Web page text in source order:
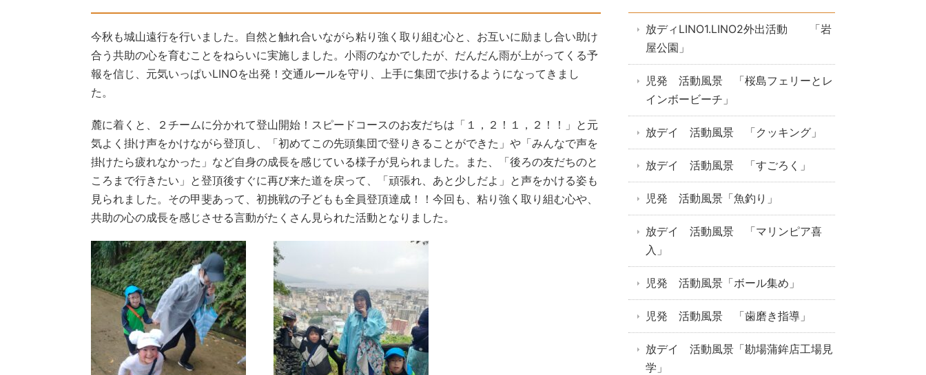
今秋も城山遠行を行いました。自然と触れ合いながら粘り強く取り組む心と、お互いに励まし合い助け
合う共助の心を育むことをねらいに実施しました。小雨のなかでしたが、だんだん雨が上がってくる予
報を信じ、元気いっぱいLINOを出発！交通ルールを守り、上手に集団で歩けるようになってきまし
た。
麓に着くと、２チームに分かれて登山開始！スピードコースのお友だちは「１，２！１，２！！」と元
気よく掛け声をかけながら登頂し、「初めてこの先頭集団で登りきることができた」や「みんなで声を
掛けたら疲れなかった」など自身の成長を感じている様子が見られました。また、「後ろの友だちのと
ころまで行きたい」と登頂後すぐに再び来た道を戻って、「頑張れ、あと少しだよ」と声をかける姿も
見られました。その甲斐あって、初挑戦の子どもも全員登頂達成！！今回も、粘り強く取り組む心や、
共助の心の成長を感じさせる言動がたくさん見られた活動となりました。
放ディLINO1.LINO2外出活動 「岩
屋公園」
児発 活動風景 「桜島フェリーとレ
インボービーチ」
放デイ 活動風景 「クッキング」
放デイ 活動風景 「すごろく」
児発 活動風景「魚釣り」
放デイ 活動風景 「マリンピア喜
入」
児発 活動風景「ボール集め」
児発 活動風景 「歯磨き指導」
放デイ 活動風景「勘場蒲鉾店工場見
学」